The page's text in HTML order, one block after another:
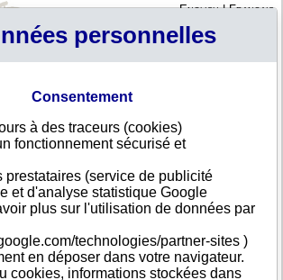
English|Français
Votre panier est vide
villes >St. John's
Inc., St. John's
Holding Co. Inc.
Center
($$$ )
et Barbuda
unique
personnelles
Consentement
à des traceurs (cookies)
fonctionnement sécurisé et
prestataires (service de publicité
et d'analyse statistique Google
plus sur l'utilisation de données par
technologies/partner-sites )
en déposer dans votre navigateur.
cookies, informations stockées dans